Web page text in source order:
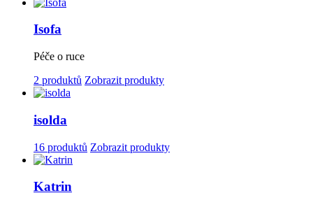
Isofa
Péče o ruce
2 produktů Zobrazit produkty
isolda
16 produktů Zobrazit produkty
Katrin